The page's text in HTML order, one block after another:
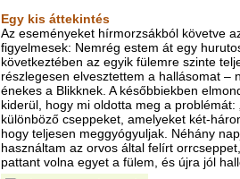
Egy kis áttekintés
Az eseményeket hírmorzsákból követve
figyelmesek: Nemrég estem át egy
következtében az egyik fülemre szinte
részlegesen elvesztettem a hallásomat –
énekes a Blikknek. A későbbiekben
kiderül, hogy mi oldotta meg a problémát:
különböző cseppeket, amelyeket két-
hogy teljesen meggyógyuljak. Néhány
használtam az orvos által felírt
pattant volna egyet a fülem, és újra jól